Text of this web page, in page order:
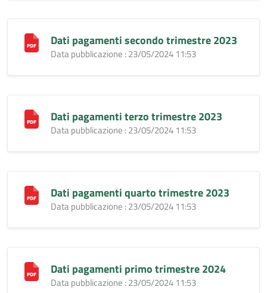
Dati pagamenti secondo trimestre 2023
Data pubblicazione : 23/05/2024 11:53
Dati pagamenti terzo trimestre 2023
Data pubblicazione : 23/05/2024 11:53
Dati pagamenti quarto trimestre 2023
Data pubblicazione : 23/05/2024 11:53
Dati pagamenti primo trimestre 2024
Data pubblicazione : 23/05/2024 11:53